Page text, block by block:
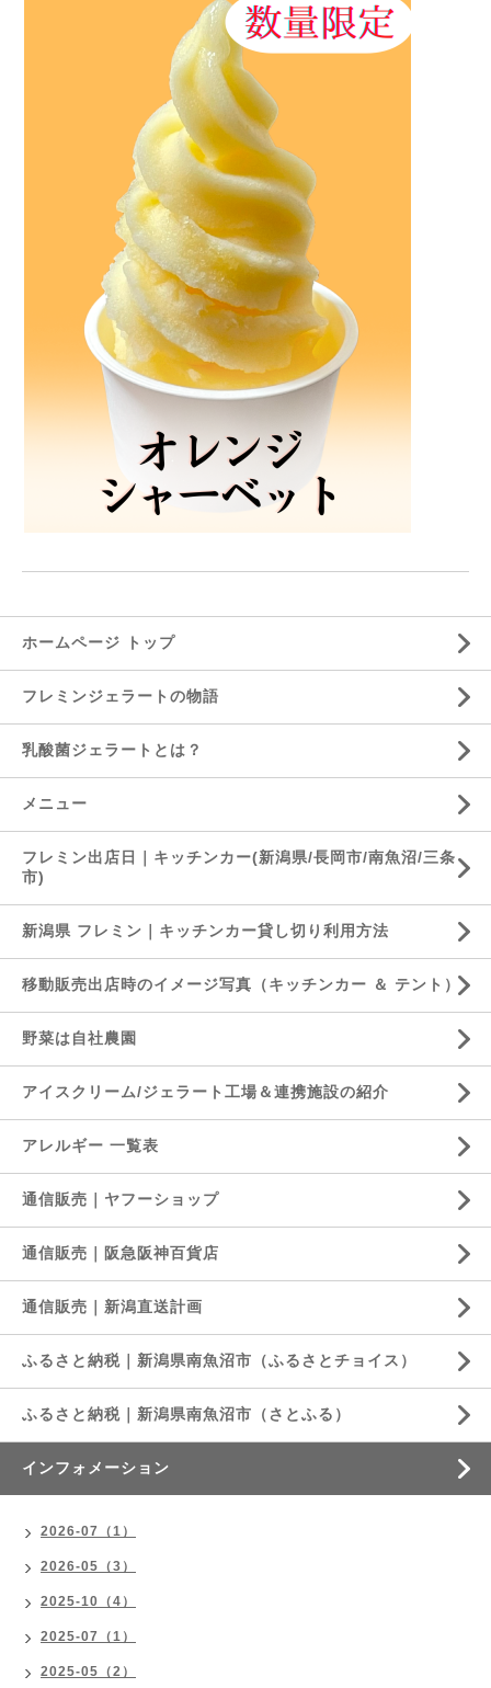
ホームページ トップ
フレミンジェラートの物語
乳酸菌ジェラートとは？
メニュー
フレミン出店日｜キッチンカー(新潟県/長岡市/南魚沼/三条
市)
新潟県 フレミン｜キッチンカー貸し切り利用方法
移動販売出店時のイメージ写真（キッチンカー ＆ テント）
野菜は自社農園
アイスクリーム/ジェラート工場＆連携施設の紹介
アレルギー 一覧表
通信販売｜ヤフーショップ
通信販売｜阪急阪神百貨店
通信販売｜新潟直送計画
ふるさと納税｜新潟県南魚沼市（ふるさとチョイス）
ふるさと納税｜新潟県南魚沼市（さとふる）
インフォメーション
2026-07（1）
2026-05（3）
2025-10（4）
2025-07（1）
2025-05（2）